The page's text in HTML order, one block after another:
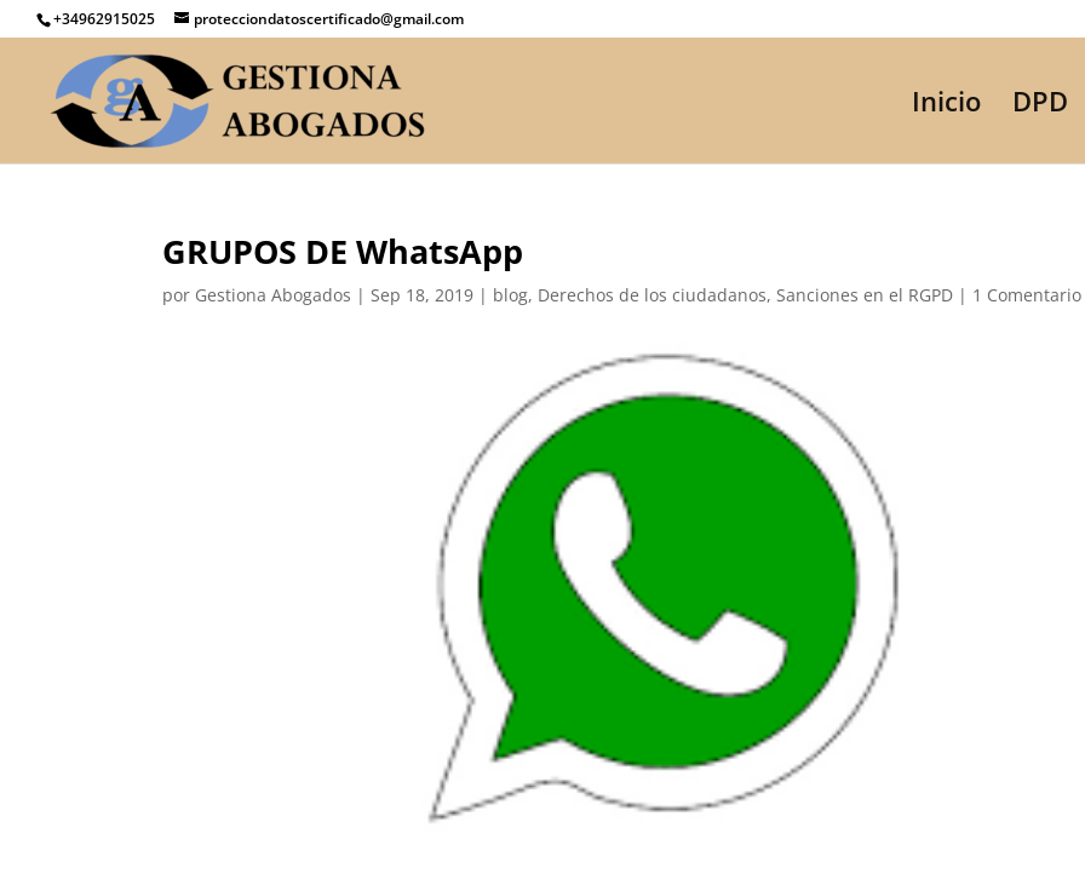
+34962915025 protecciondatoscertificado@gmail.com
Inicio DPD
GRUPOS DE WhatsApp
por Gestiona Abogados |Sep 18, 2019 | blog, Derechos de los ciudadanos,Sanciones en el RGPD | 1 Comentario